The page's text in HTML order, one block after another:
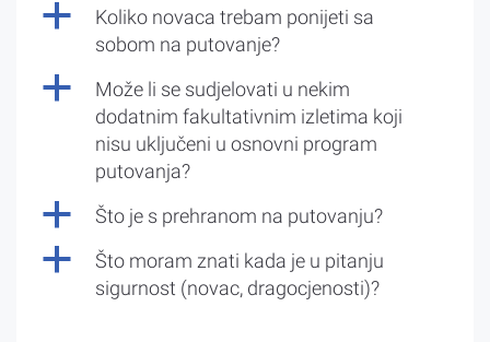
a
Koliko novaca trebam ponijeti sa
sobom na putovanje?
a
Može li se sudjelovati u nekim
dodatnim fakultativnim izletima koji
nisu uključeni u osnovni program
putovanja?
a Što je s prehranom na putovanju?
a
Što moram znati kada je u pitanju
sigurnost (novac, dragocjenosti)?